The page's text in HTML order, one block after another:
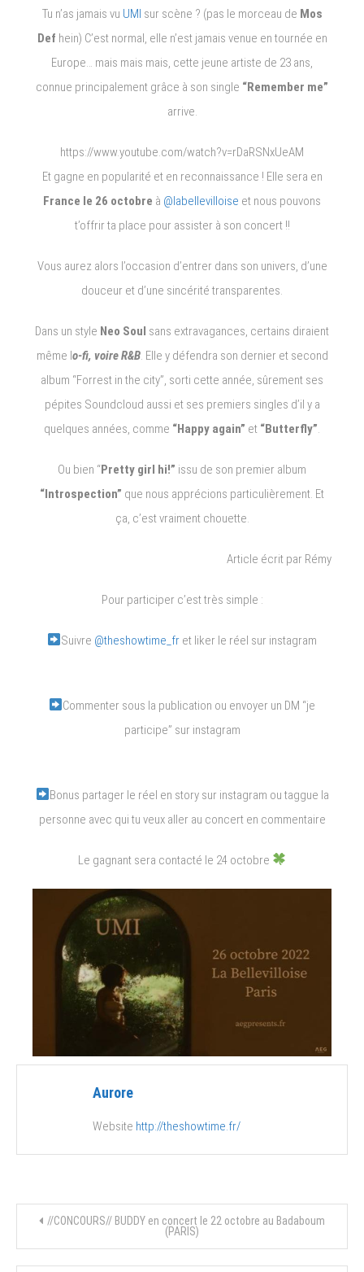
Tu n’as jamais vu UMI sur scène ? (pas le morceau de Mos
Def hein) C’est normal, elle n’est jamais venue en tournée en
Europe… mais mais mais, cette jeune artiste de 23 ans,
connue principalement grâce à son single “Remember me”
arrive.
https://www.youtube.com/watch?v=rDaRSNxUeAM
Et gagne en popularité et en reconnaissance ! Elle sera en
France le 26 octobre à @labellevilloise et nous pouvons
t’offrir ta place pour assister à son concert !!
Vous aurez alors l’occasion d’entrer dans son univers, d’une
douceur et d’une sincérité transparentes.
Dans un style Neo Soul sans extravagances, certains diraient
même lo-fi, voire R&B. Elle y défendra son dernier et second
album “Forrest in the city”, sorti cette année, sûrement ses
pépites Soundcloud aussi et ses premiers singles d’il y a
quelques années, comme “Happy again” et “Butterfly”
Ou bien “Pretty girl hi!” issu de son premier album
“Introspection” que nous apprécions particulièrement. Et
ça, c’est vraiment chouette.
Article écrit par Rémy
Pour participer c’est très simple :
Suivre @theshowtime_fr et liker le réel sur instagram
Commenter sous la publication ou envoyer un DM “je
participe” sur instagram
Bonus partager le réel en story sur instagram ou taggue la
personne avec qui tu veux aller au concert en commentaire
Le gagnant sera contacté le 24 octobre
Aurore
Website http://theshowtime.fr/
Navigation
de
//CONCOURS// BUDDY en concert le 22 octobre au Badaboum
(PARIS)